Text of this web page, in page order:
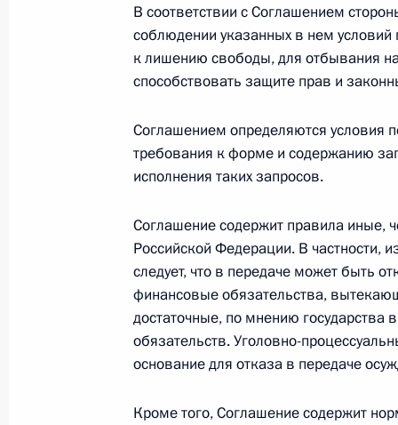
6 октября 2015 года, 08:50
5 октября 2015 года, понедельник
Дмитрий Квитко освобожден от
Федерального агентства по делам
5 октября 2015 года, 20:00
2 октября 2015 года, пятница
В Госдуму на ратификацию
о правовой помощи по уголовным
2 октября 2015 года, 12:10
В соответствии с Соглашением
соблюдении указанных в нем условий
к лишению свободы, для отбывания
способствовать защите прав и
Соглашением определяются условия
требования к форме и содержанию
исполнения таких запросов.
Соглашение содержит правила иные,
Российской Федерации. В частности,
следует, что в передаче может быть
финансовые обязательства,
достаточные, по мнению государства
обязательств. Уголовно-
основание для отказа в передаче
Кроме того, Соглашение содержит